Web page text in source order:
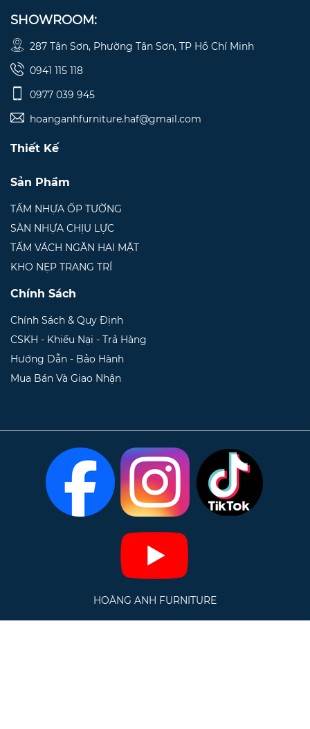
SHOWROOM:
287 Tân Sơn, Phường Tân Sơn, TP Hồ Chí Minh
0941 115 118
0977 039 945
hoanganhfurniture.haf@gmail.com
Thiết Kế
Sản Phẩm
TẤM NHỰA ỐP TƯỜNG
SÀN NHỰA CHỊU LỰC
TẤM VÁCH NGĂN HAI MẶT
KHO NẸP TRANG TRÍ
Chính Sách
Chính Sách & Quy Định
CSKH - Khiếu Nại - Trả Hàng
Hướng Dẫn - Bảo Hành
Mua Bán Và Giao Nhận
HOÀNG ANH FURNITURE